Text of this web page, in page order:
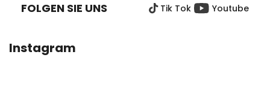
FOLGEN SIE UNS Tik Tok Youtube
Instagram